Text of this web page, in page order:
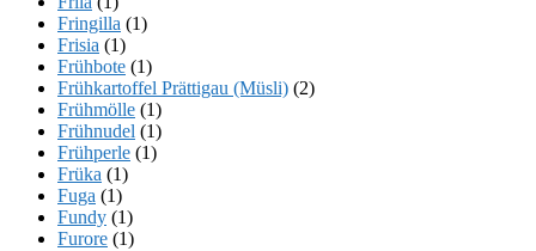
Fringilla (1)
Frisia (1)
Frühbote (1)
Frühkartoffel Prättigau (Müsli) (2)
Frühmölle (1)
Frühnudel (1)
Frühperle (1)
Früka (1)
Fuga (1)
Fundy (1)
Furore (1)